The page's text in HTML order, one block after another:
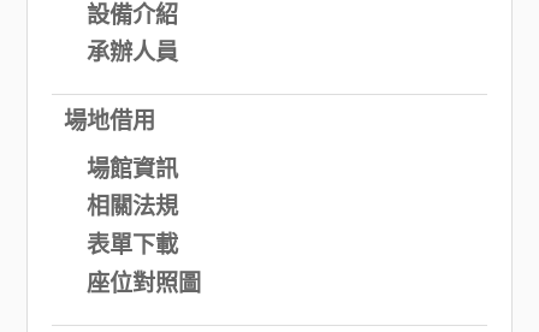
設備介紹
承辦人員
場地借用
場館資訊
相關法規
表單下載
座位對照圖